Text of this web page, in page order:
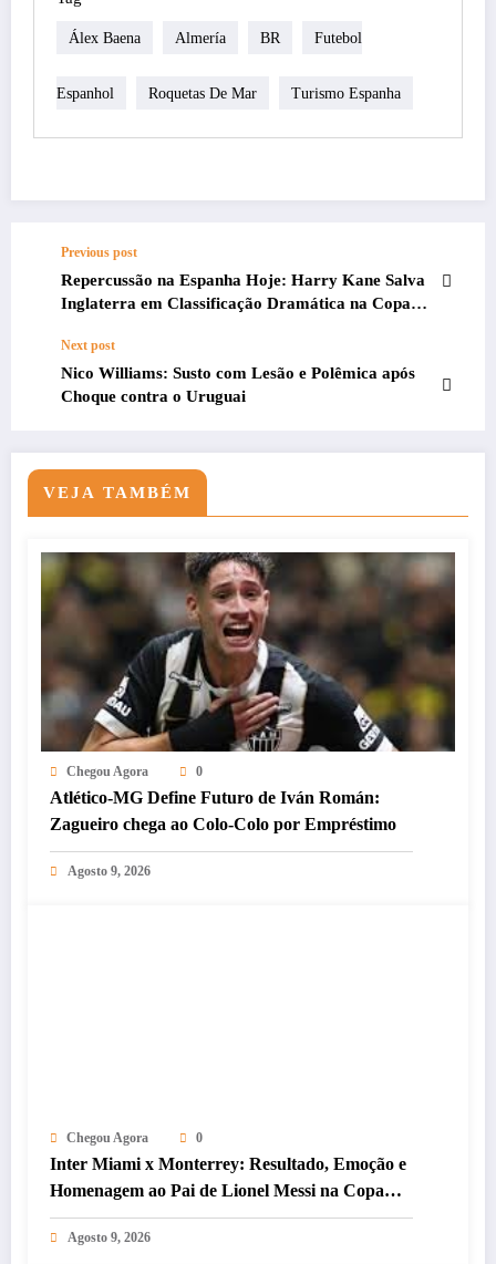
Álex Baena Almería BR Futebol
Espanhol Roquetas De Mar Turismo Espanha
Previous post
Repercussão na Espanha Hoje: Harry Kane Salva
Inglaterra em Classificação Dramática na Copa
Next post
Nico Williams: Susto com Lesão e Polêmica após
Choque contra o Uruguai
VEJA TAMBÉM
Chegou Agora 0
Atlético-MG Define Futuro de Iván Román:
Zagueiro chega ao Colo-Colo por Empréstimo
Agosto 9, 2026
Chegou Agora 0
Inter Miami x Monterrey: Resultado, Emoção e
Homenagem ao Pai de Lionel Messi na Copa
das Ligas
Agosto 9, 2026